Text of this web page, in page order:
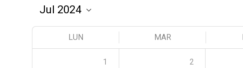
LUN MAR
1 2